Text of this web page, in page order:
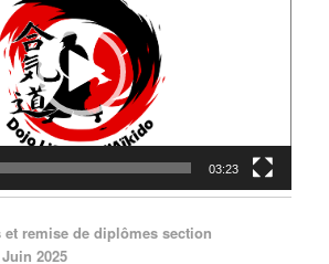
03:23
et remise de diplômes section
2025